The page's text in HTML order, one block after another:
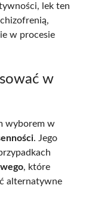
lek ten
w procesie
w
wyborem w
. Jego
, które
alternatywne